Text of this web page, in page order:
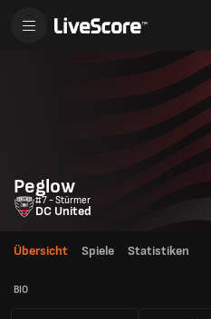
Peglow
#7 - Stürmer
DC United
Übersicht Spiele Statistiken
BIO